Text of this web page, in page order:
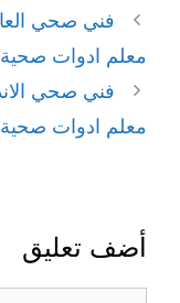
معلم ادوات صحية
معلم ادوات صحية
أضف تعليق